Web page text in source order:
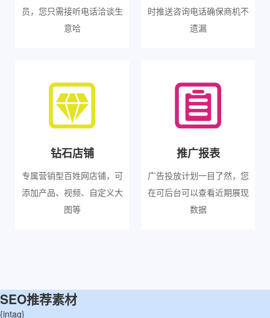
员，您只需接听电话洽谈生
意哈
时推送咨询电话确保商机不
遗漏
钻石店铺
专属营销型百姓网店铺，可
添加产品、视频、自定义大
图等
推广报表
广告投放计划一目了然，您
在可后台可以查看近期展现
数据
SEO推荐素材
{intag}